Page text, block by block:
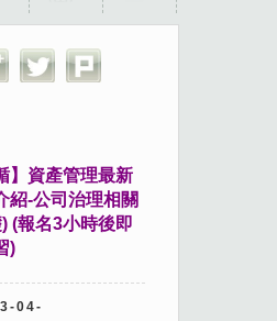
】 資產管理最新
紹-公司治理相關
(報名3小時後即
)
04-